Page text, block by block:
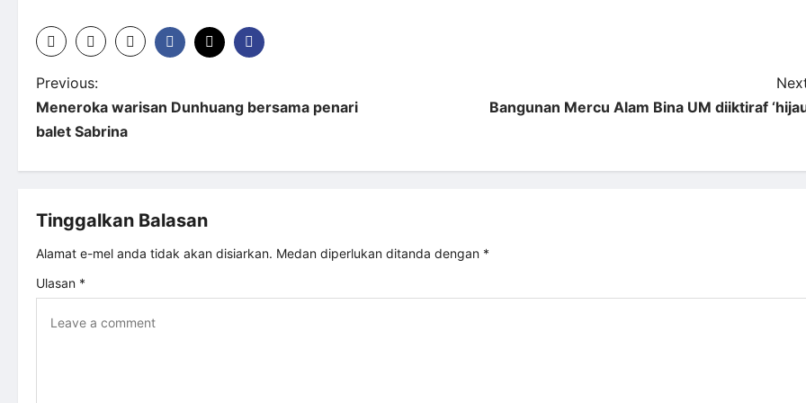
P
o
s
t
n
a
Previous:
Meneroka warisan Dunhuang bersama penari
balet Sabrina
Bangunan Mercu Alam Bina UM diiktiraf
Tinggalkan Balasan
Alamat e-mel anda tidak akan disiarkan. Medan diperlukan ditanda dengan *
Ulasan *